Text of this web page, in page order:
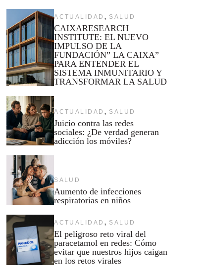
ACTUALIDAD , SALUD
CAIXARESEARCH
INSTITUTE: EL NUEVO
IMPULSO DE LA
FUNDACIÓN” LA CAIXA”
PARA ENTENDER EL
SISTEMA INMUNITARIO Y
TRANSFORMAR LA SALUD
ACTUALIDAD , SALUD
Juicio contra las redes
sociales: ¿De verdad generan
adicción los móviles?
SALUD
Aumento de infecciones
respiratorias en niños
ACTUALIDAD , SALUD
El peligroso reto viral del
paracetamol en redes: Cómo
evitar que nuestros hijos caigan
en los retos virales